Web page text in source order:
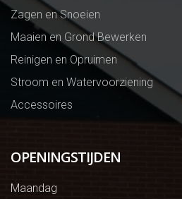
Zagen en Snoeien
Maaien en Grond Bewerken
Reinigen en Opruimen
Stroom en Watervoorziening
Accessoires
OPENINGSTIJDEN
Maandag